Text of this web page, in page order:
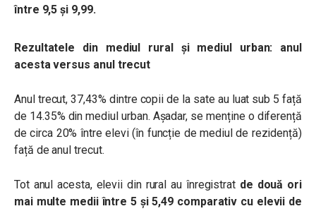
între 9,5 și 9,99.
Rezultatele din mediul rural și mediul urban: anul
acesta versus anul trecut
Anul trecut, 37,43% dintre copii de la sate au luat sub 5 față
de 14.35% din mediul urban. Așadar, se menține o diferență
de circa 20% între elevi (în funcție de mediul de rezidență)
față de anul trecut.
Tot anul acesta, elevii din rural au înregistrat de două ori
mai multe medii între 5 și 5,49 comparativ cu elevii de